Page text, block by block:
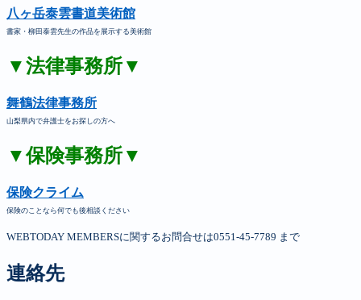
八ヶ岳泰雲書道美術館
書家・柳田泰雲先生の作品を展示する美術館
▼法律事務所▼
舞鶴法律事務所
山梨県内で弁護士をお探しの方へ
▼保険事務所▼
保険クライム
保険のことなら何でも後相談ください
WEBTODAY MEMBERSに関するお問合せは0551-45-7789 まで
連絡先